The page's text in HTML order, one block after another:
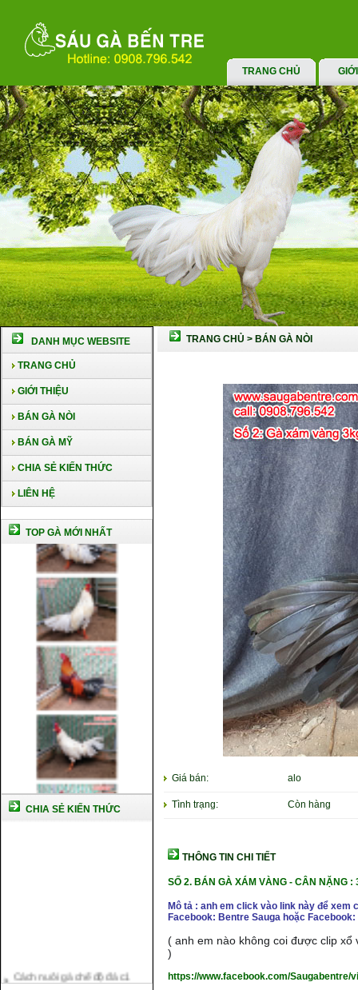
TRANG CHỦ
DANH MỤC WEBSITE
TRANG CHỦ
GIỚI THIỆU
BÁN GÀ NÒI
BÁN GÀ MỸ
CHIA SẺ KIẾN THỨC
LIÊN HỆ
TOP GÀ MỚI NHẤT
CHIA SẺ KIẾN THỨC
Cách nuôi gà đông tảo thuần
TRANG CHỦ > BÁN GÀ NÒI
Giá bán: alo
Tình trạng: Còn hàng
THÔNG TIN CHI TIẾT
SỐ 2. BÁN GÀ XÁM VÀNG - CÂN NẶNG :
Mô tả : anh em click vào link này để
Facebook: Bentre Sauga hoặc Facebook:
( anh em nào không coi được clip xổ
)
https://www.facebook.com/Saugabentre/